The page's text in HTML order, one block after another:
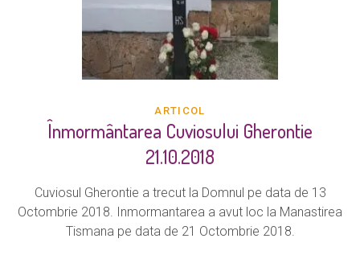
ARTICOL
Înmormântarea Cuviosului Gherontie
21.10.2018
Cuviosul Gherontie a trecut la Domnul pe data de 13
Octombrie 2018. Inmormantarea a avut loc la Manastirea
Tismana pe data de 21 Octombrie 2018.